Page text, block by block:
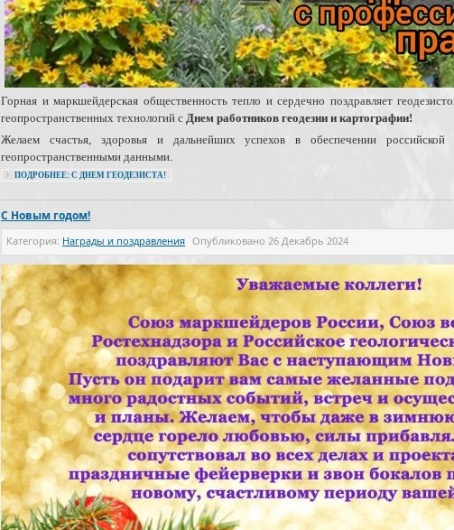
Горная и маркшейдерская общественность тепло и сердечно поздравляет
геопространственных технологий с Днем работников геодезии и картографии!
Желаем счастья, здоровья и дальнейших успехов в обеспечении российской
геопространственными данными.
ПОДРОБНЕЕ: С ДНЕМ ГЕОДЕЗИСТА!
С Новым годом!
Категория: Награды и поздравления Опубликовано 26 Декабрь 2024